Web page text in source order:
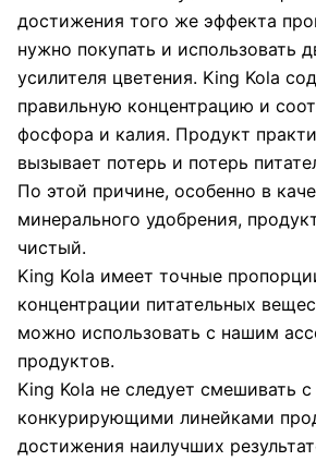
достижения того же эффекта
нужно покупать и использовать
усилителя цветения. King Kola
правильную концентрацию и
фосфора и калия. Продукт
вызывает потерь и потерь
По этой причине, особенно в
минерального удобрения,
чистый.
King Kola имеет точные
концентрации питательных
можно использовать с нашим
продуктов.
King Kola не следует смешивать
конкурирующими линейками
достижения наилучших